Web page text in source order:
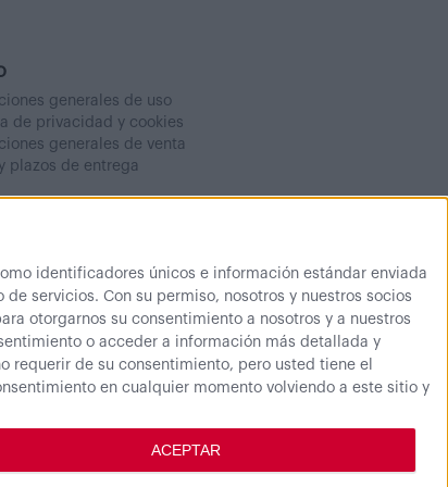
identificadores únicos e información estándar enviada
de servicios. Con su permiso, nosotros y nuestros socios
otorgarnos su consentimiento a nosotros y a nuestros
o acceder a información más detallada y
requerir de su consentimiento, pero usted tiene el
en cualquier momento volviendo a este sitio y
ACEPTAR
generales de uso
de privacidad y cookies
generales de venta
plazos de entrega